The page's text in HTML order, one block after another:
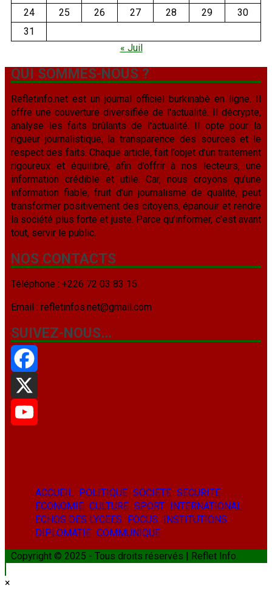
24
25 26 27 28 29
30
31
« Juil
QUI SOMMES-NOUS ?
Refletinfo.net est un journal officiel burkinabè en ligne. Il
offre une couverture diversifiée de l'actualité. Il décrypte,
analyse les faits brûlants de l'actualité. Il opte pour la
rigueur journalistique, la transparence des sources et le
respect des faits. Chaque article, fait l’objet d’un traitement
rigoureux et équilibré, afin d’offrir à nos lecteurs, une
information crédible et utile. Car, nous croyons qu’une
information fiable, fruit d’un journalisme de qualité, peut
transformer positivement des citoyens, épanouir et rendre
la société plus forte et juste. Parce qu’informer, c’est avant
tout, servir le public.
NOS CONTACTS
Téléphone : +226 72 03 83 15
Email : refletinfos.net@gmail.com
SUIVEZ-NOUS…
Facebook
X
ACCUEIL POLITIQUE SOCIETE SECURITE
ECONOMIE CULTURE SPORT INTERNATIONAL
ECHOS DES LYCEES FOCUS INSTITUTIONS
DIPLOMATIE COMMUNIQUE
Copyright © 2025 - Tous droits réservés | Reflet Info.
×